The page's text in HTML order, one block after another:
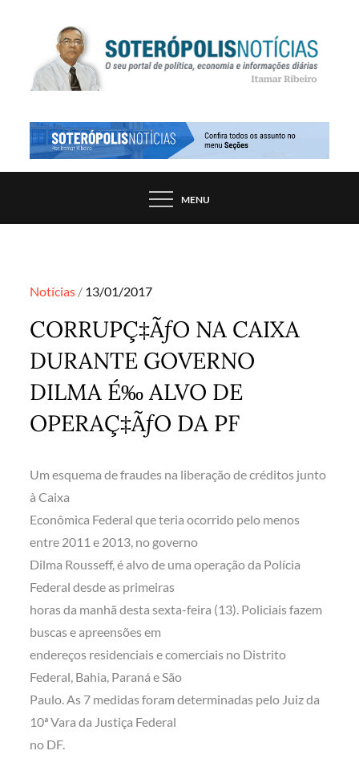
SOTERÓPOLIS NOTÍCIAS
PORTAL DE NOTÍCIAS DE SALVADOR E
MENU
Notícias Posted
13/01/2017
CORRUPÇ‡ÃƒO NA CAIXA
DURANTE GOVERNO
DILMA É‰ ALVO DE
OPERAÇ‡ÃƒO DA PF
Um esquema de fraudes na liberação de créditos junto
à Caixa
Econômica Federal que teria ocorrido pelo menos
entre 2011 e 2013, no governo
Dilma Rousseff, é alvo de uma operação da Polícia
Federal desde as primeiras
horas da manhã desta sexta-feira (13). Policiais fazem
buscas e apreensões em
endereços residenciais e comerciais no Distrito
Federal, Bahia, Paraná e São
Paulo. As 7 medidas foram determinadas pelo Juiz da
10ª Vara da Justiça Federal
no DF.